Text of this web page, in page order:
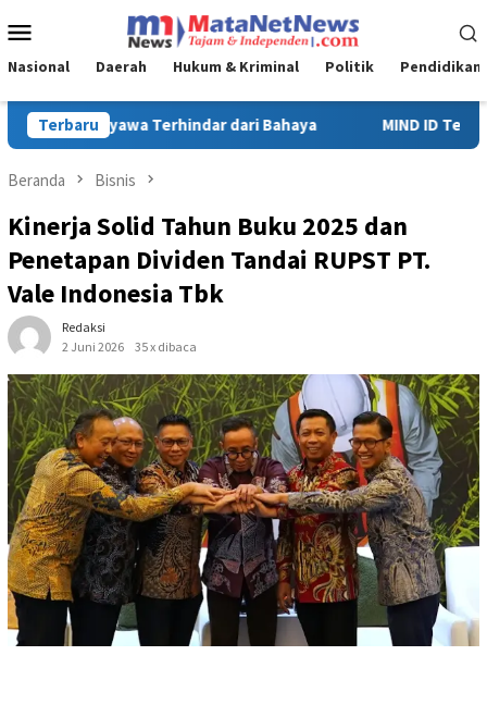
ke
Mobile
Nasional Daerah Hukum & Kriminal Politik Pendidikan
Terbaru
MIND ID Tegaskan Dukungan Penuh Bagi PT Vale di
Beranda Bisnis
Kinerja Solid Tahun Buku 2025 dan
Penetapan Dividen Tandai RUPST PT.
Vale Indonesia Tbk
Redaksi
2 Juni 2026
35 x dibaca